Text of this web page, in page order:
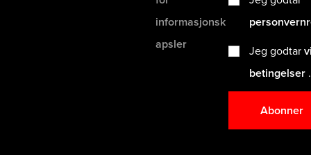
informasjonsk
apsler
Jeg godtar
betingelser .
Abonner